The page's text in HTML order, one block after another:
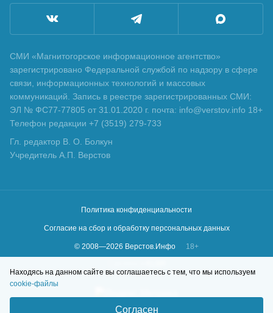
СМИ «Магнитогорское информационное агентство»
зарегистрировано Федеральной службой по надзору в сфере
связи, информационных технологий и массовых
коммуникаций. Запись в реестре зарегистрированных СМИ:
ЭЛ № ФС77-77805 от 31.01.2020 г. почта: info@verstov.info 18+
Телефон редакции +7 (3519) 279-733
Гл. редактор В. О. Болкун
Учредитель А.П. Верстов
Политика конфиденциальности
Согласие на сбор и обработку персональных данных
© 2008—2026 Верстов.Инфо
18+
Находясь на данном сайте вы соглашаетесь с тем, что мы используем
cookie-файлы
Согласен